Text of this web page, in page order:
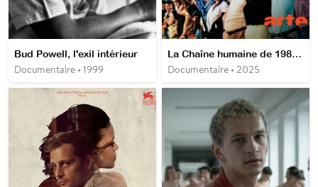
Bud Powell, l'exil intérieur
Documentaire • 1999
La Chaîne humaine de 1989 - Quand les Baltes défiaient lʹURSS
Documentaire • 2025